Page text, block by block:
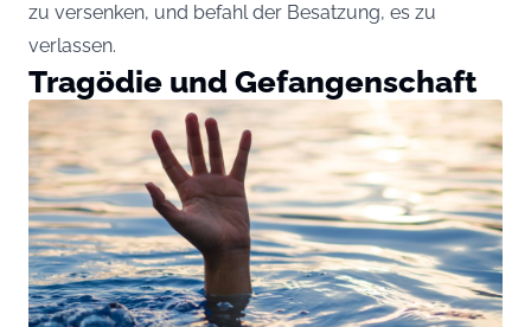
zu versenken, und befahl der Besatzung, es zu
verlassen.
Tragödie und Gefangenschaft